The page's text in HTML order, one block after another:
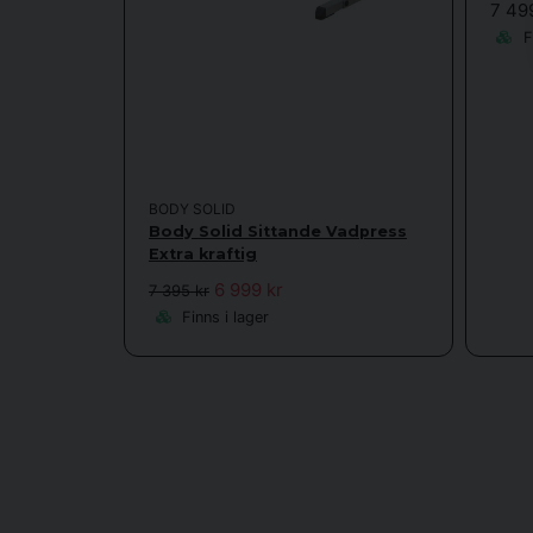
BODY SOLID
Body Solid Sittande Vadpress
Extra kraftig
7 395 kr 6 999 kr
Finns i lager
7